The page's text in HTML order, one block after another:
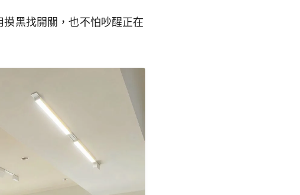
黑找開關，也不怕吵醒正在